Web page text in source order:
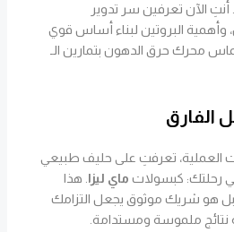
الآن تعرفين سر تدوير
وأهمية البروتين لبناء أساس قوي
محرك حرق الدهون بتمارين الـ
الفارق
العملية، تعرفتِ على حليف طبيعي
رحلتك: كبسولات ماي ليزا . هذا
هو شريك موثوق يجعل التزامك
ملموسة ومستدامة.